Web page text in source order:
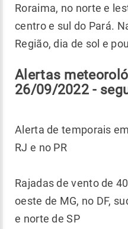
Roraima, no norte e
centro e sul do Pará.
Região, dia de sol e
Alertas
26/09/2022 -
Alerta de temporais
RJ e no PR
Rajadas de vento de
oeste de MG, no DF,
e norte de SP